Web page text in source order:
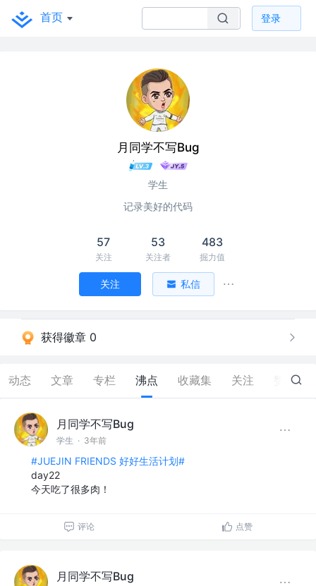
首页 登录
月同学不写Bug
学生
记录美好的代码
57
关注
53
关注者
483
掘力值
关注 私信
获得徽章 0
动态 文章 专栏 沸点 收藏集 关注 305
月同学不写Bug
学生 · 3年前
#JUEJIN FRIENDS 好好生活计划#
day22
今天吃了很多肉！
评论 点赞
月同学不写Bug